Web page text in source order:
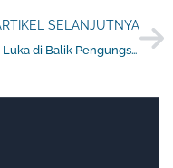
SELANJUTNYA
Kisah Luka di Balik Pengungsian: Besina Telenggen dan 4 Orang Anaknya